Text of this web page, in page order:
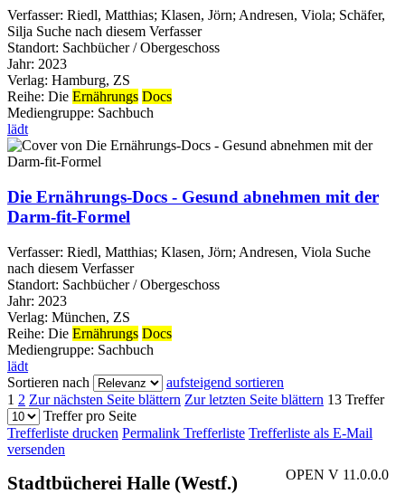
Verfasser: Riedl, Matthias; Klasen, Jörn; Andresen, Viola; Schäfer,
Silja Suche nach diesem Verfasser
Standort: Sachbücher / Obergeschoss
Jahr: 2023
Verlag: Hamburg, ZS
Reihe: Die Ernährungs Docs
Mediengruppe: Sachbuch
lädt
Die Ernährungs-Docs - Gesund abnehmen mit der
Darm-fit-Formel
Verfasser: Riedl, Matthias; Klasen, Jörn; Andresen, Viola Suche
nach diesem Verfasser
Standort: Sachbücher / Obergeschoss
Jahr: 2023
Verlag: München, ZS
Reihe: Die Ernährungs Docs
Mediengruppe: Sachbuch
lädt
Sortieren nach
aufsteigend sortieren
1 2 Zur nächsten Seite blättern Zur letzten Seite blättern 13 Treffer
Treffer pro Seite
Trefferliste drucken Permalink Trefferliste Trefferliste als E-Mail
versenden
OPEN V 11.0.0.0
Stadtbücherei Halle (Westf.)